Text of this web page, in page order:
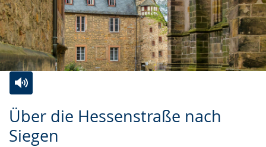
Über die Hessenstraße nach
Siegen
Leichten
Sprache
Audio-
Unterstützung.
Video
in